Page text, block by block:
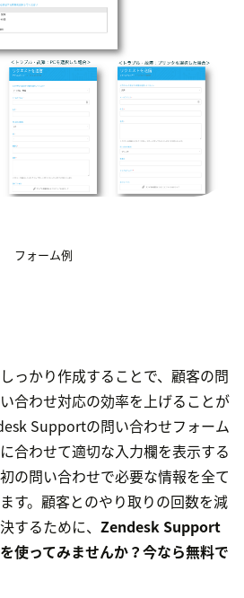
フォーム例
っかり作成することで、顧客の問
合わせ対応の効率を上げることが
Supportの問い合わせフォーム
合わせて適切な入力欄を表示する
の問い合わせで必要な情報を全て
す。顧客とのやり取りの回数を減
するために、 Zendesk Support
使ってみませんか？今なら無料で